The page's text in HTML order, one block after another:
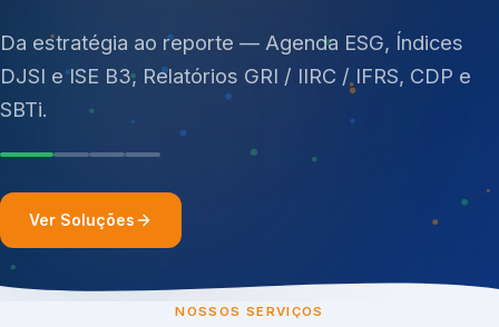
resíduos sólidos (PGRS/PMGRS).
Ver Soluções
NOSSOS SERVIÇOS